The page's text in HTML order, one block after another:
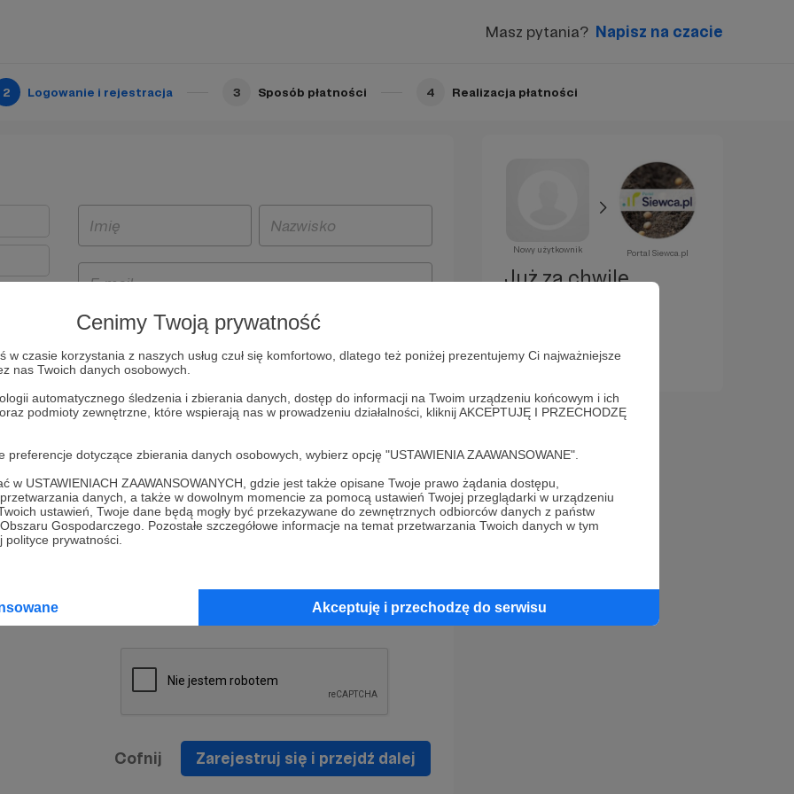
Cenimy Twoją prywatność
w czasie korzystania z naszych usług czuł się komfortowo, dlatego też poniżej prezentujemy Ci najważniejsze
nas Twoich danych osobowych.
automatycznego śledzenia i zbierania danych, dostęp do informacji na Twoim urządzeniu końcowym i ich
podmioty zewnętrzne, które wspierają nas w prowadzeniu działalności, kliknij AKCEPTUJĘ I PRZECHODZĘ
dotyczące zbierania danych osobowych, wybierz opcję "USTAWIENIA ZAAWANSOWANE".
w USTAWIENIACH ZAAWANSOWANYCH, gdzie jest także opisane Twoje prawo żądania dostępu,
danych, a także w dowolnym momencie za pomocą ustawień Twojej przeglądarki w urządzeniu
ustawień, Twoje dane będą mogły być przekazywane do zewnętrznych odbiorców danych z państw
Gospodarczego. Pozostałe szczegółowe informacje na temat przetwarzania Twoich danych w tym
prywatności.
Akceptuję i przechodzę do serwisu
Masz pytania? Napisz na czacie
2 Logowanie i rejestracja 3 Sposób płatności 4 Realizacja płatności
i
będą
z
prawo
na
Politykę Prywatności
* Wyrażam zgodę na przetwarzanie moich danych
osobowych podanych w formularzu rejestracyjnym w celu
prawidłowego świadczenia usług serwisu Patronite.
informacji handlowych - newslettera. Opcja ta może zostać
Cofnij Zarejestruj się i przejdź dalej
Nowy użytkownik Portal Siewca.pl
Już za chwilę